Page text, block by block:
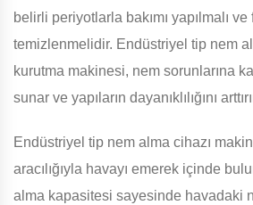
belirli periyotlarla bakımı yapılmalı
temizlenmelidir. Endüstriyel tip nem
kurutma makinesi, nem sorunlarına
sunar ve yapıların dayanıklılığını
Endüstriyel tip nem alma cihazı
aracılığıyla havayı emerek içinde
alma kapasitesi sayesinde havadaki